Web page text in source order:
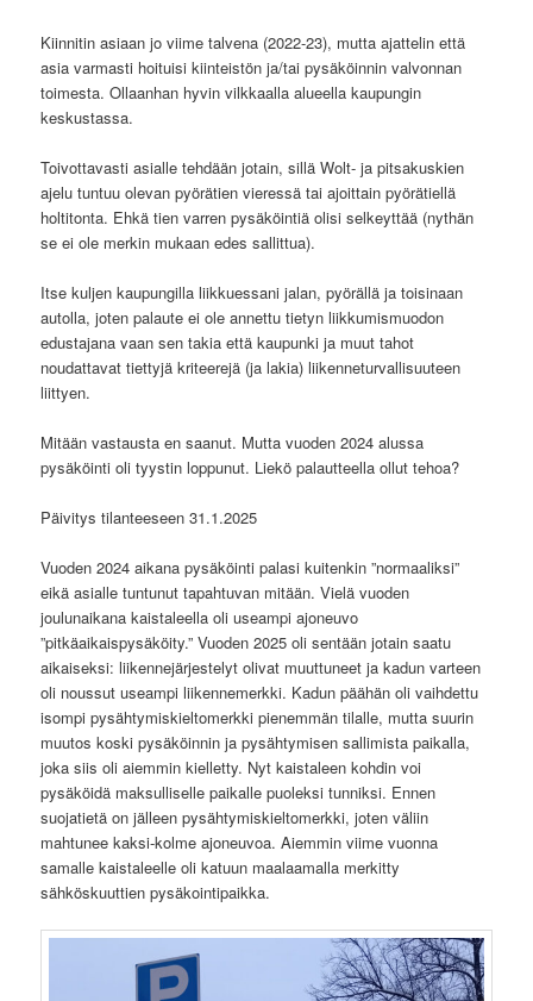
Kiinnitin asiaan jo viime talvena (2022-23), mutta ajattelin että
asia varmasti hoituisi kiinteistön ja/tai pysäköinnin valvonnan
toimesta. Ollaanhan hyvin vilkkaalla alueella kaupungin
keskustassa.
Toivottavasti asialle tehdään jotain, sillä Wolt- ja pitsakuskien
ajelu tuntuu olevan pyörätien vieressä tai ajoittain pyörätiellä
holtitonta. Ehkä tien varren pysäköintiä olisi selkeyttää (nythän
se ei ole merkin mukaan edes sallittua).
Itse kuljen kaupungilla liikkuessani jalan, pyörällä ja toisinaan
autolla, joten palaute ei ole annettu tietyn liikkumismuodon
edustajana vaan sen takia että kaupunki ja muut tahot
noudattavat tiettyjä kriteerejä (ja lakia) liikenneturvallisuuteen
liittyen.
Mitään vastausta en saanut. Mutta vuoden 2024 alussa
pysäköinti oli tyystin loppunut. Liekö palautteella ollut tehoa?
Päivitys tilanteeseen 31.1.2025
Vuoden 2024 aikana pysäköinti palasi kuitenkin ”normaaliksi”
eikä asialle tuntunut tapahtuvan mitään. Vielä vuoden
joulunaikana kaistaleella oli useampi ajoneuvo
”pitkäaikaispysäköity.” Vuoden 2025 oli sentään jotain saatu
aikaiseksi: liikennejärjestelyt olivat muuttuneet ja kadun varteen
oli noussut useampi liikennemerkki. Kadun päähän oli vaihdettu
isompi pysähtymiskieltomerkki pienemmän tilalle, mutta suurin
muutos koski pysäköinnin ja pysähtymisen sallimista paikalla,
joka siis oli aiemmin kielletty. Nyt kaistaleen kohdin voi
pysäköidä maksulliselle paikalle puoleksi tunniksi. Ennen
suojatietä on jälleen pysähtymiskieltomerkki, joten väliin
mahtunee kaksi-kolme ajoneuvoa. Aiemmin viime vuonna
samalle kaistaleelle oli katuun maalaamalla merkitty
sähköskuuttien pysäkointipaikka.